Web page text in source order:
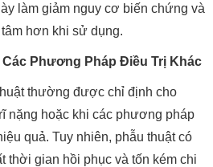
làm giảm nguy cơ biến chứng và
hơn khi sử dụng.
Phương Pháp Điều Trị Khác
thường được chỉ định cho
nặng hoặc khi các phương pháp
quả. Tuy nhiên, phẫu thuật có
thời gian hồi phục và tốn kém chi